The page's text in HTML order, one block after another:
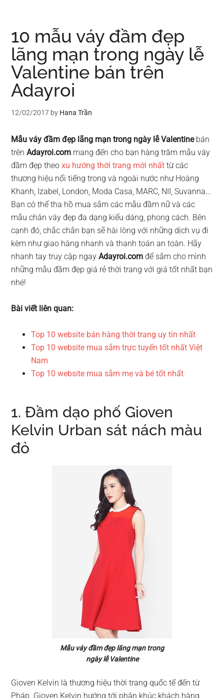
10 mẫu váy đầm đẹp
lãng mạn trong ngày lễ
Valentine bán trên
Adayroi
12/02/2017 by Hana Trần
Mẫu váy đầm đẹp lãng mạn trong ngày lễ Valentinebán
trênAdayroi.com mang đến cho bạn hàng trăm mẫu váy
đầm đẹp theoxu hướng thời trang mới nhất từ các
thương hiệu nổi tiếng trong và ngoài nước như Hoàng
Khanh, Izabel, London, Moda Casa, MARC, NII, Suvanna…
Bạn có thể tha hồ mua sắm các mẫu đầm nữ và các
mẫu chân váy đẹp đa dạng kiểu dáng, phong cách. Bên
cạnh đó, chắc chắn bạn sẽ hài lòng với những dịch vụ đi
kèm như giao hàng nhanh và thanh toán an toàn. Hãy
nhanh tay truy cập ngayAdayroi.com để sắm cho mình
những mẫu đầm đẹp giá rẻ thời trang với giá tốt nhất bạn
nhé!
Bài viết liên quan:
Top 10 website bán hàng thời trang uy tín nhất
Top 10 website mua sắm trực tuyến tốt nhất Việt
Nam
Top 10 website mua sắm mẹ và bé tốt nhất
1. Đầm dạo phố Gioven
Kelvin Urban sát nách màu
đỏ
Mẫu váy đầm đẹp lãng mạn trong
ngày lễ Valentine
Gioven Kelvin là thương hiệu thời trang quốc tế đến từ
Pháp. Gioven Kelvin hướng tới phân khúc khách hàng